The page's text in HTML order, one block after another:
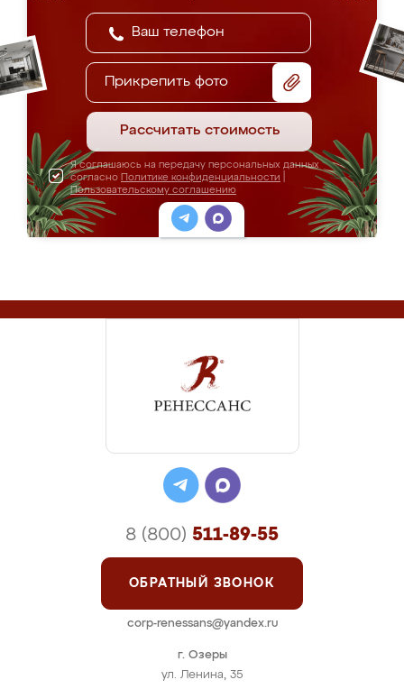
Прикрепить фото
Рассчитать стоимость
Я соглашаюсь на передачу персональных данных
согласно Политике конфиденциальности
Пользовательскому соглашению
г. Озеры
ул. Ленина, 35
8 (800) 511-89-55
ОБРАТНЫЙ ЗВОНОК
corp-renessans@yandex.ru